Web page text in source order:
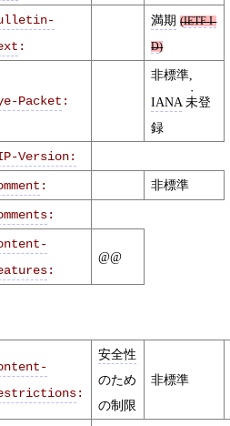
:
満期 (IETF I-
D)
Packet :
非標準,
IANA 未登
録
Version:
: 非標準
:
:
@@
:
安全性
のため
の制限
非標準